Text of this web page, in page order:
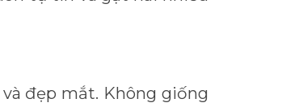
đẹp mắt. Không giống